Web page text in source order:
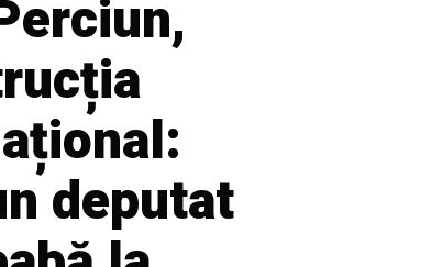
deputat